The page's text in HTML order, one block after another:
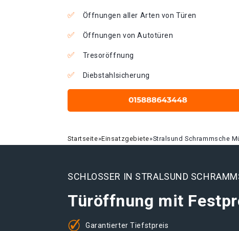
Öffnungen aller Arten von Türen
Öffnungen von Autotüren
Tresoröffnung
Diebstahlsicherung
Startseite»Einsatzgebiete»Stralsund Schrammsche
SCHLOSSER IN STRALSUND
Türöffnung mit
Garantierter Tiefstpreis